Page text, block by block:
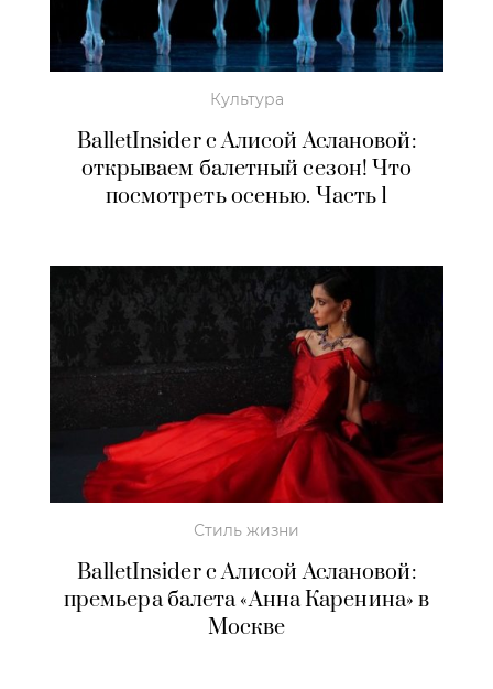
Культура
BalletInsider с Алисой Аслановой:
открываем балетный сезон! Что
посмотреть осенью. Часть 1
Стиль жизни
BalletInsider с Алисой Аслановой:
премьера балета «Анна Каренина» в
Москве